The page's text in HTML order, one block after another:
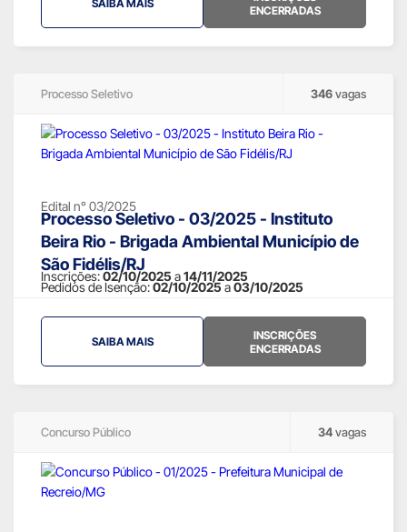
SAIBA MAIS
ENCERRADAS
Processo Seletivo 346vagas
Edital n° 03/2025
Processo Seletivo - 03/2025 - Instituto
Beira Rio - Brigada Ambiental Município de
São Fidélis/RJ
Inscrições:02/10/2025 a14/11/2025
Pedidos de Isenção:02/10/2025 a03/10/2025
SAIBA MAIS
INSCRIÇÕES
ENCERRADAS
Concurso Público 34vagas